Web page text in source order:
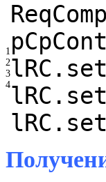
1
2
3
4